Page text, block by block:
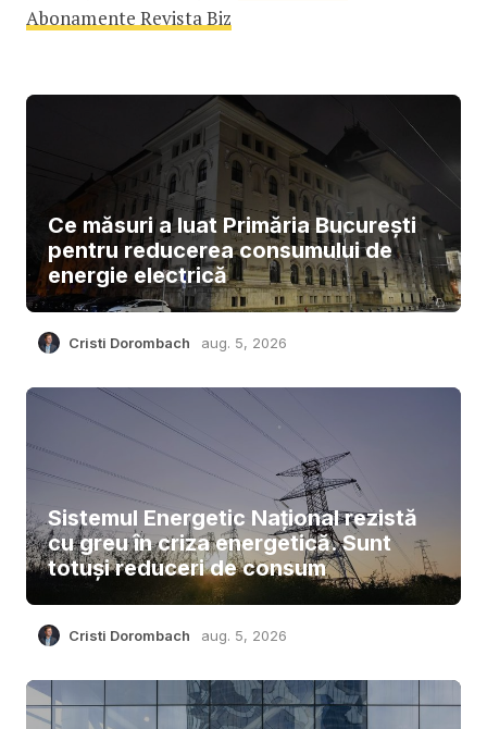
Abonamente Revista Biz
Ce măsuri a luat Primăria București
pentru reducerea consumului de
energie electrică
Cristi Dorombach aug. 5, 2026
Sistemul Energetic Național rezistă
cu greu în criza energetică. Sunt
totuși reduceri de consum
Cristi Dorombach aug. 5, 2026